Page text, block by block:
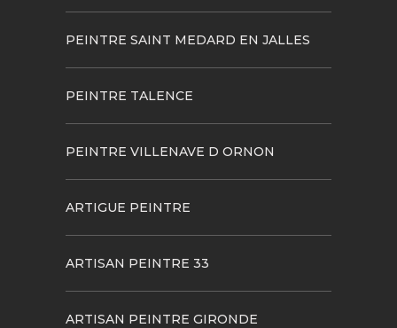
PEINTRE SAINT MEDARD EN JALLES
PEINTRE TALENCE
PEINTRE VILLENAVE D ORNON
ARTIGUE PEINTRE
ARTISAN PEINTRE 33
ARTISAN PEINTRE GIRONDE